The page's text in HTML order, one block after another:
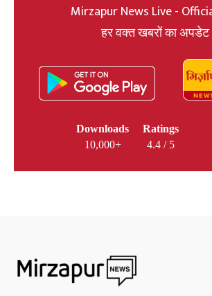
Mirzapur News Live -
हर वक्त खबरों का अपडेट
Downloads
10,000+
Ratings
4.4 / 5